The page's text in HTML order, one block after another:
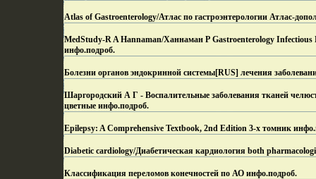
Atlas of Gastroenterology/Атлас по гастроэнтерологии Атлас-
MedStudy-R A Hannaman/Ханнаман Р Gastroenterology Infectious
инфо.подроб.
Болезни органов эндокринной системы[RUS] лечения
Шаргородский А Г - Воспалительные заболевания тканей
цветные инфо.подроб.
Epilepsy: A Comprehensive Textbook, 2nd Edition 3-х томник инфо.
Diabetic cardiology/Диабетическая кардиология both
Классификация переломов конечностей по АО инфо.подроб.